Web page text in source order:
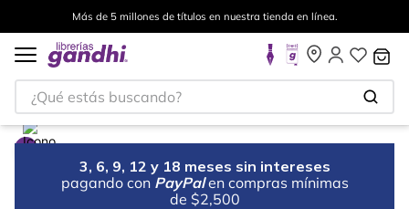
Más de 5 millones de títulos en nuestra tienda en línea.
¿Qué estás buscando?
3, 6, 9, 12 y 18 meses sin intereses
pagando con PayPal en compras mínimas
de $2,500